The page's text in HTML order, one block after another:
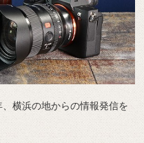
横浜の地からの情報発信を